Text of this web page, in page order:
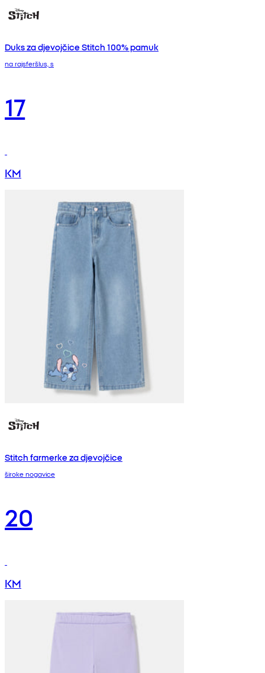
Duks za djevojčice Stitch 100% pamuk
na rajsferšlus, s
17
KM
Stitch farmerke za djevojčice
široke nogavice
20
KM